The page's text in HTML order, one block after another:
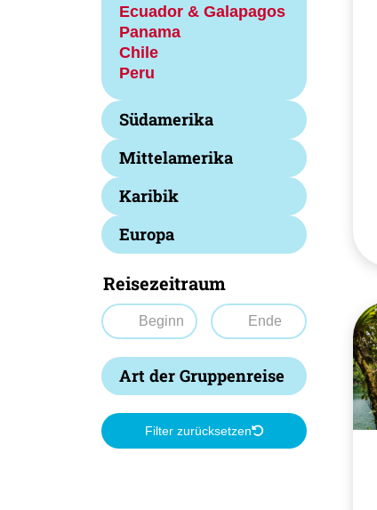
Ecuador & Galapagos
Panama
Chile
Peru
Südamerika
Mittelamerika
Karibik
Europa
Reisezeitraum
Art der Gruppenreise
Filter zurücksetzen